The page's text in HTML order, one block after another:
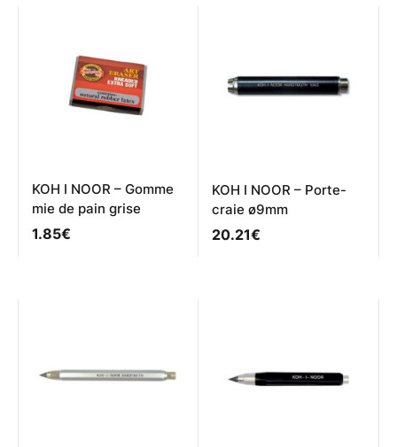
peuvent
choisies
produit
KOH I NOOR – Gomme
mie de pain grise
1.85€
KOH I NOOR – Porte-
craie ø9mm
20.21€